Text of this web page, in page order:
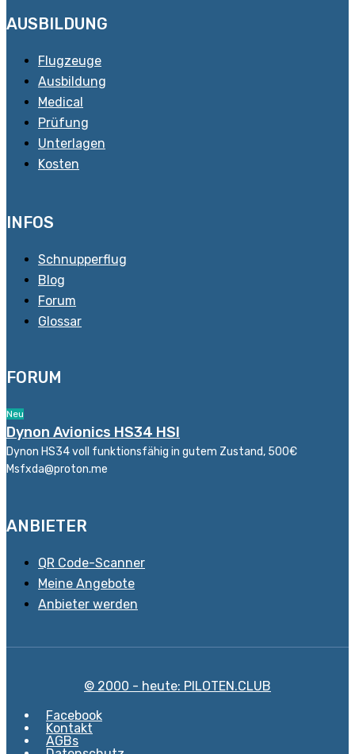
AUSBILDUNG
Flugzeuge
Ausbildung
Medical
Prüfung
Unterlagen
Kosten
INFOS
Schnupperflug
Blog
Forum
Glossar
FORUM
Neu
Dynon Avionics HS34 HSI
Dynon HS34 voll funktionsfähig in gutem Zustand, 500€
Msfxda@proton.me
ANBIETER
QR Code-Scanner
Meine Angebote
Anbieter werden
© 2000 - heute: PILOTEN.CLUB
Facebook
Kontakt
AGBs